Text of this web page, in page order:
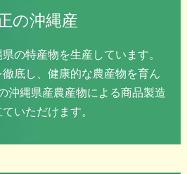
の沖縄産
の特産物を生産しています。
底し、健康的な農産物を育ん
沖縄県産農産物による商品製造
いただけます。